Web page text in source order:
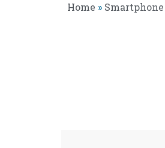
Home » Smartphone